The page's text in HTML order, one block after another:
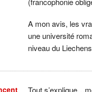
A mon avis, les
une université
niveau du